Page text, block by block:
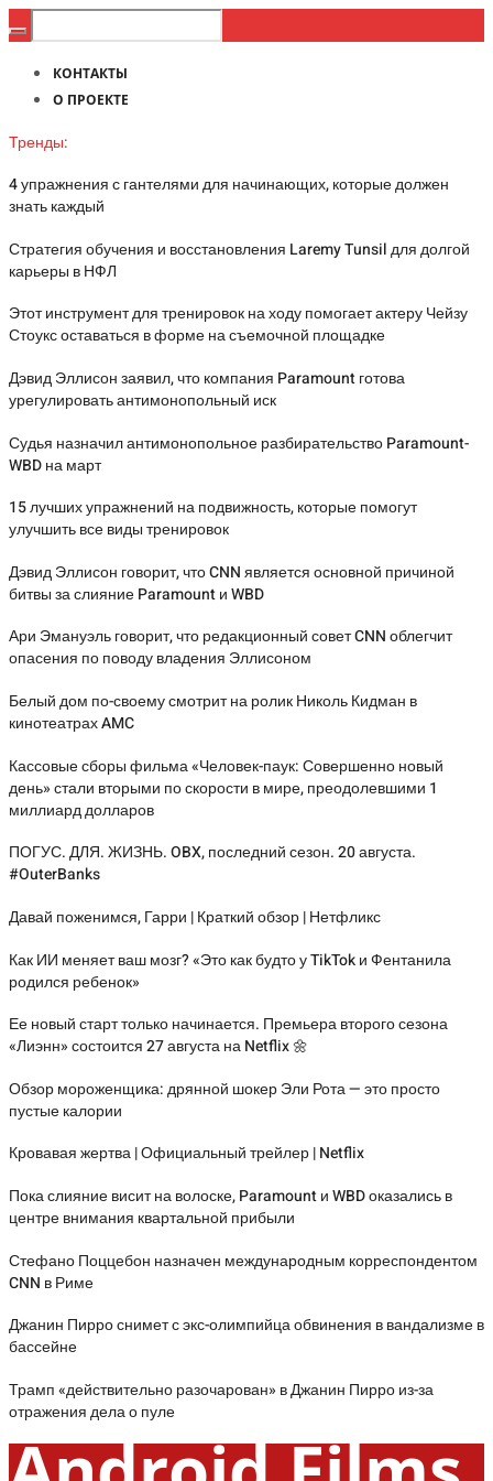
КОНТАКТЫ
О ПРОЕКТЕ
Тренды:
4 упражнения с гантелями для начинающих, которые должен
знать каждый
Стратегия обучения и восстановления Laremy Tunsil для долгой
карьеры в НФЛ
Этот инструмент для тренировок на ходу помогает актеру Чейзу
Стоукс оставаться в форме на съемочной площадке
Дэвид Эллисон заявил, что компания Paramount готова
урегулировать антимонопольный иск
Судья назначил антимонопольное разбирательство Paramount-
WBD на март
15 лучших упражнений на подвижность, которые помогут
улучшить все виды тренировок
Дэвид Эллисон говорит, что CNN является основной причиной
битвы за слияние Paramount и WBD
Ари Эмануэль говорит, что редакционный совет CNN облегчит
опасения по поводу владения Эллисоном
Белый дом по-своему смотрит на ролик Николь Кидман в
кинотеатрах AMC
Кассовые сборы фильма «Человек-паук: Совершенно новый
день» стали вторыми по скорости в мире, преодолевшими 1
миллиард долларов
ПОГУС. ДЛЯ. ЖИЗНЬ. OBX, последний сезон. 20 августа.
#OuterBanks
Давай поженимся, Гарри | Краткий обзор | Нетфликс
Как ИИ меняет ваш мозг? «Это как будто у TikTok и Фентанила
родился ребенок»
Ее новый старт только начинается. Премьера второго сезона
«Лиэнн» состоится 27 августа на Netflix 🌼
Обзор мороженщика: дрянной шокер Эли Рота — это просто
пустые калории
Кровавая жертва | Официальный трейлер | Netflix
Пока слияние висит на волоске, Paramount и WBD оказались в
центре внимания квартальной прибыли
Стефано Поццебон назначен международным корреспондентом
CNN в Риме
Джанин Пирро снимет с экс-олимпийца обвинения в вандализме в
бассейне
Трамп «действительно разочарован» в Джанин Пирро из-за
отражения дела о пуле